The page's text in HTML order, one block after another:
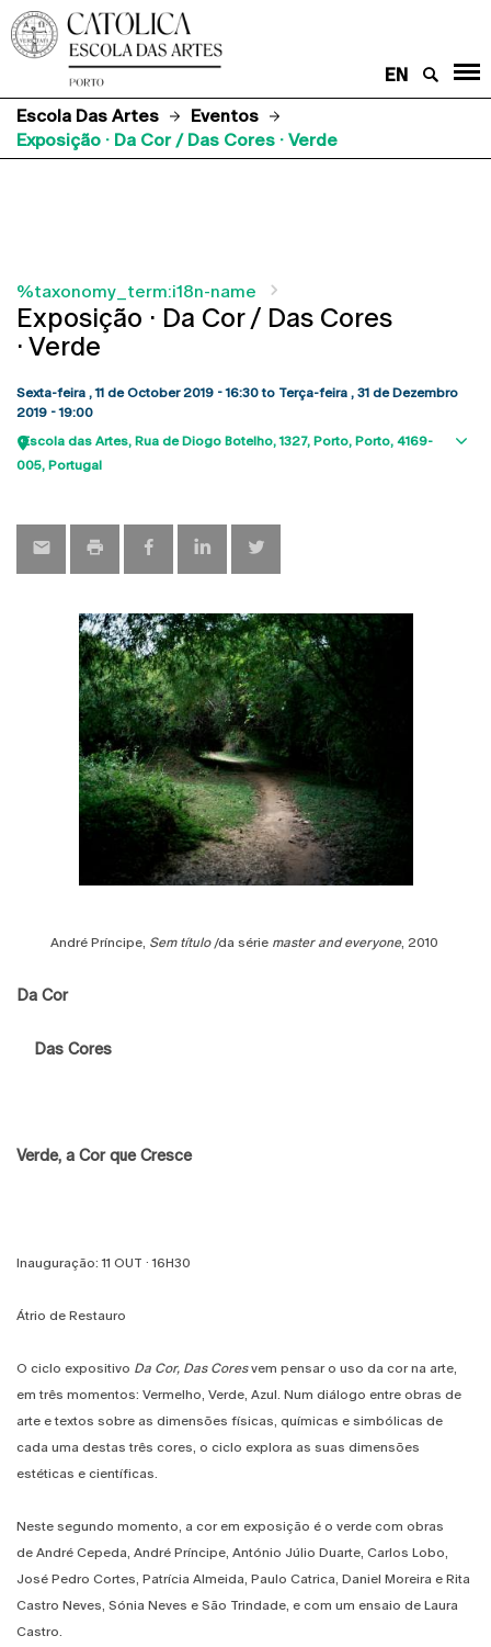
EN
Escola Das Artes
Eventos
Exposição · Da Cor / Das Cores · Verde
%taxonomy_term:i18n-name
Exposição · Da Cor / Das Cores
· Verde
Sexta-feira , 11 de October 2019 - 16:30to Terça-feira , 31 de Dezembro
2019 - 19:00
Escola das Artes Rua de Diogo Botelho, 1327 Porto Porto 4169-
005 Portugal
André Príncipe, Sem título/da série master and everyone, 2010
Da Cor
Das Cores
Verde, a Cor que Cresce
Inauguração: 11 OUT · 16H30
Átrio de Restauro
O ciclo expositivo Da Cor, Das Coresvem pensar o uso da cor na arte,
em três momentos: Vermelho, Verde, Azul. Num diálogo entre obras de
arte e textos sobre as dimensões físicas, químicas e simbólicas de
cada uma destas três cores, o ciclo explora as suas dimensões
estéticas e científicas.
Neste segundo momento, a cor em exposição é o verde com obras
de André Cepeda, André Príncipe, António Júlio Duarte, Carlos Lobo,
José Pedro Cortes, Patrícia Almeida, Paulo Catrica, Daniel Moreira e Rita
Castro Neves, Sónia Neves e São Trindade, e com um ensaio de Laura
Castro.